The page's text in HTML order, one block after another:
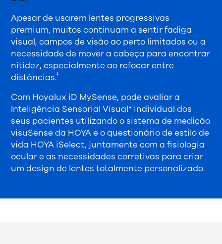
Apesar de usarem lentes progressivas
premium, muitos continuam a sentir fadiga
visual, campos de visão ao perto limitados ou a
necessidade de mover a cabeça para encontrar
nitidez, especialmente ao refocar entre
distâncias.¹
Com Hoyalux iD MySense, pode avaliar a
Inteligência Sensorial Visual* individual dos
seus pacientes utilizando o sistema de medição
visuSense da HOYA e o questionário de estilo de
vida HOYA iSelect, juntamente com a fisiologia
ocular e as necessidades corretivas para criar
um design de lentes totalmente personalizado.